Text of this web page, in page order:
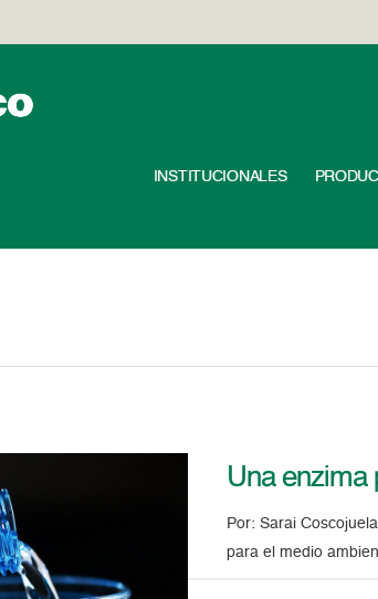
INSTITUCIONALES
Una enzima
Por: Sarai
para el medio